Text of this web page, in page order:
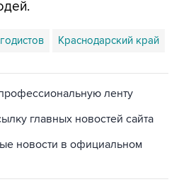
Краснодарский край
ленту
главных новостей сайта
новости в официальном